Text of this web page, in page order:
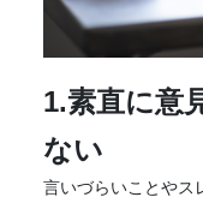
1.素直に意
ない
言いづらいことやス